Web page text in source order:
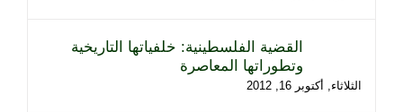
القضية الفلسطينية: خلفياتها التاريخية
وتطوراتها المعاصرة
الثلاثاء, أكتوبر 16, 2012